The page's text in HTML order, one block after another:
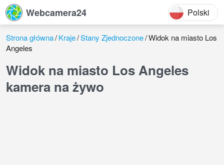
Webcamera24 Polski
Strona główna Kraje Stany Zjednoczone Widok na miasto Los
Angeles
Widok na miasto Los Angeles
kamera na żywo